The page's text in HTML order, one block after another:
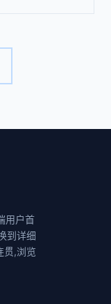
用户首
到详细
贯,浏览